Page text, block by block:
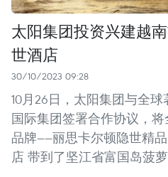
太阳集团投资兴建越
世酒店
30/10/2023 09:28
10月26日，太阳集团与全
国际集团签署合作协议，
品牌——丽思卡尔顿隐世精
店 带到了坚江省富国岛菠萝